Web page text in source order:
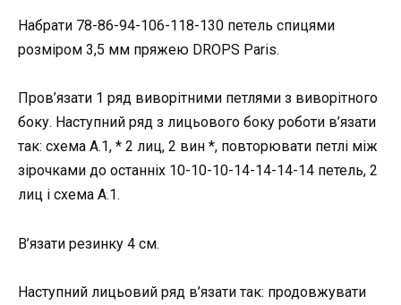
Набрати 78-86-94-106-118-130 петель спицями
розміром 3,5 мм пряжею DROPS Paris.
Пров’язати 1 ряд виворітними петлями з виворітного
боку. Наступний ряд з лицьового боку роботи в’язати
так: схема A.1, * 2 лиц, 2 вин *, повторювати петлі між
зірочками до останніх 10-10-10-14-14-14-14 петель, 2
лиц і схема A.1.
В’язати резинку 4 см.
Наступний лицьовий ряд в’язати так: продовжувати